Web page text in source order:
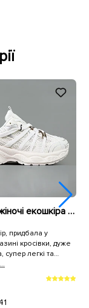
Кросівки жіночі екошкіра сітка 595293 Білі
придбала у
кросівки, дуже
легкі та
чоловіка крокси, він
Дякуємо.